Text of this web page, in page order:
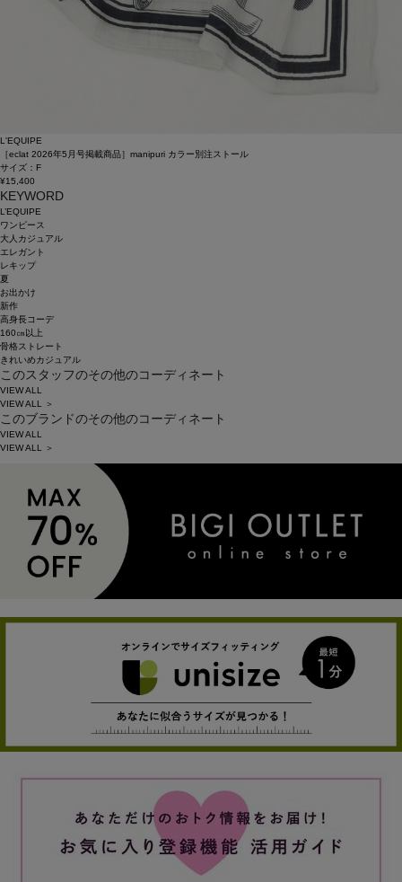
L'EQUIPE
［eclat 2026年5月号掲載商品］manipuri カラー別注ストール
サイズ：F
¥15,400
KEYWORD
L’EQUIPE
ワンピース
大人カジュアル
エレガント
レキップ
夏
お出かけ
新作
高身長コーデ
160㎝以上
骨格ストレート
きれいめカジュアル
このスタッフのその他のコーディネート
VIEW ALL
VIEW ALL ＞
このブランドのその他のコーディネート
VIEW ALL
VIEW ALL ＞